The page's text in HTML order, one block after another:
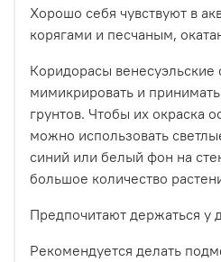
Хорошо себя чувствуют в
корягами и песчаным,
Коридорасы венесуэльские
мимикрировать и
грунтов. Чтобы их окраска
можно использовать
синий или белый фон на
большое количество
Предпочитают держаться у
Рекомендуется делать